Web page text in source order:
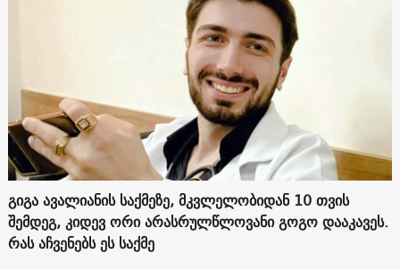
გიგა ავალიანის საქმეზე, მკვლელობიდან 10 თვის
შემდეგ, კიდევ ორი არასრულწლოვანი გოგო დააკავეს.
რას აჩვენებს ეს საქმე